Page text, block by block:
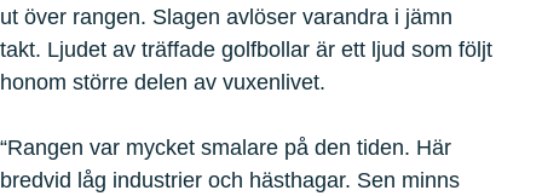
ut över rangen. Slagen avlöser varandra i jämn
takt. Ljudet av träffade golfbollar är ett ljud som följt
honom större delen av vuxenlivet.
“Rangen var mycket smalare på den tiden. Här
bredvid låg industrier och hästhagar. Sen minns